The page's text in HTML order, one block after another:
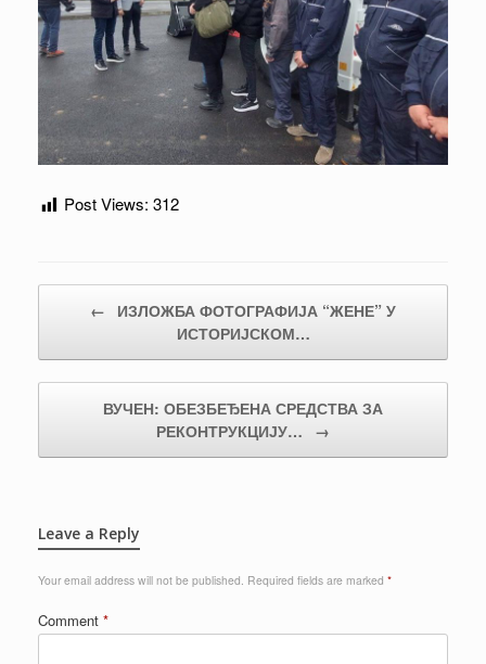
Post Views: 312
←
ИЗЛОЖБА ФОТОГРАФИЈА “ЖЕНЕ” У
ИСТОРИЈСКОМ…
ВУЧЕН: ОБЕЗБЕЂЕНА СРЕДСТВА ЗА
РЕКОНТРУКЦИЈУ…
→
Leave a Reply
Your email address will not be published. Required fields are marked *
Comment *